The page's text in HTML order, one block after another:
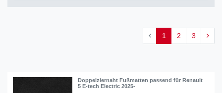
1 2 3
Doppelziernaht Fußmatten passend für Renault
5 E-tech Electric 2025-